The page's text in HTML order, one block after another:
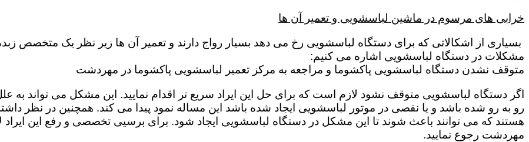
خرابی های مرسوم در ماشین لباسشویی و تعمیر آن ها
بسیاری از اشکالاتی که برای دستگاه لباسشویی رخ می دهد بسیار رواج دارند و تعمیر آن ها زیر نظر یک متخصص
مشکلات در دستگاه لباسشویی اشاره می کنیم:
متوقف نشدن دستگاه لباسشویی پاکشوما و مراجعه به مرکز تعمیر لباسشویی پاکشوما در مهردشت
اگر دستگاه لباسشویی متوقف نشود لازم است که برای حل این ایراد سریع تر اقدام نمایید. این مشکل می تواند به
رو به رو شده باشد و یا نقصی در موتور لباسشویی ایجاد شده باشد این مساله نمود پیدا می کند. همچنین در نظر
هستند که می توانند باعث شوند تا این مشکل در دستگاه لباسشویی ایجاد شود. برای برسیی تخصصی و رفع این ایراد
مهردشت رجوع نمایید.